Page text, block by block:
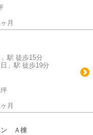
月
駅 徒歩15分
」駅 徒歩19分
月
ン Ａ棟